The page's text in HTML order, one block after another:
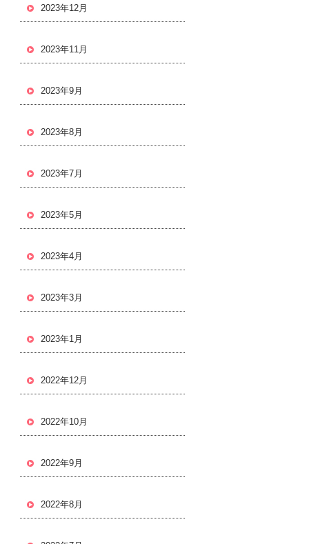
2023年12月
2023年11月
2023年9月
2023年8月
2023年7月
2023年5月
2023年4月
2023年3月
2023年1月
2022年12月
2022年10月
2022年9月
2022年8月